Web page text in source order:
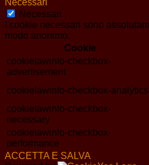
Necessari
Necessari
I cookie necessari sono
modo anonimo.
Cookie
cookielawinfo-checkbox-
advertisement
cookielawinfo-checkbox-analytics
cookielawinfo-checkbox-
necessary
cookielawinfo-checkbox-
performance
ACCETTA E SALVA